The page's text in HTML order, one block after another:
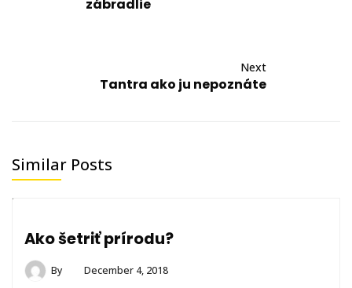
zábradlie
Next
Tantra ako ju nepoznáte
Similar Posts
Ako šetriť prírodu?
By December 4, 2018